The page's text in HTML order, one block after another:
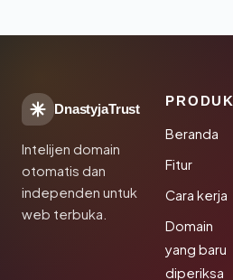
DnastyjaTrust
Intelijen domain
otomatis dan
independen untuk
web terbuka.
PRODUK
Beranda
Fitur
Cara kerja
Domain
yang baru
diperiksa